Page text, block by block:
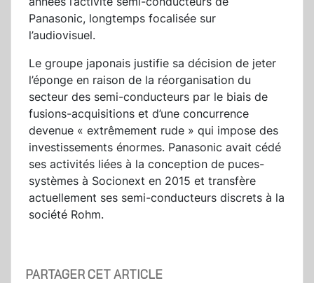
Panasonic, longtemps focalisée sur
l’audiovisuel.
Le groupe japonais justifie sa décision de jeter
l’éponge en raison de la réorganisation du
secteur des semi-conducteurs par le biais de
fusions-acquisitions et d’une concurrence
devenue « extrêmement rude » qui impose des
investissements énormes. Panasonic avait cédé
ses activités liées à la conception de puces-
systèmes à Socionext en 2015 et transfère
actuellement ses semi-conducteurs discrets à la
société Rohm.
PARTAGER CET ARTICLE